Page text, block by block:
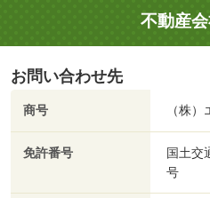
不動産
お問い合わせ先
商号 （株
免許番号
国土交
号